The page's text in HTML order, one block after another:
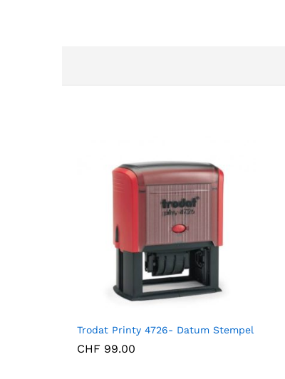
Trodat Printy 4726- Datum Stempel
CHF 99.00